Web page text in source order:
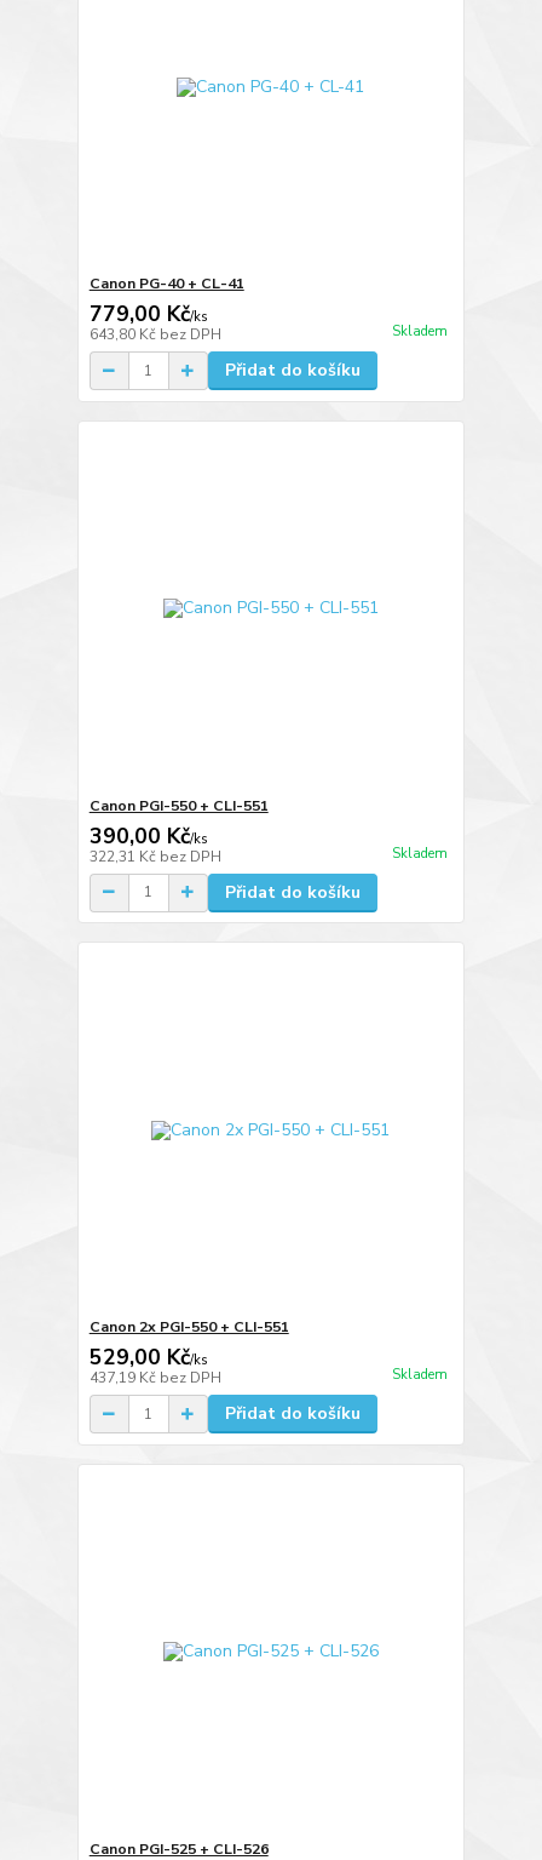
Canon PG-40 + CL-41
779,00 Kč/ks
643,80 Kč bez DPH Skladem
Přidat do košíku
Canon PGI-550 + CLI-551
390,00 Kč/ks
322,31 Kč bez DPH Skladem
Přidat do košíku
Canon 2x PGI-550 + CLI-551
529,00 Kč/ks
437,19 Kč bez DPH Skladem
Přidat do košíku
Canon PGI-525 + CLI-526